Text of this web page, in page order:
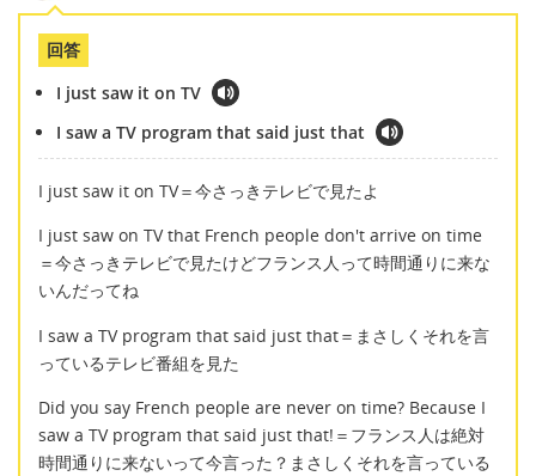
回答
I just saw it on TV
I saw a TV program that said just that
I just saw it on TV＝今さっきテレビで見たよ
I just saw on TV that French people don't arrive on time
＝今さっきテレビで見たけどフランス人って時間通りに来な
いんだってね
I saw a TV program that said just that＝まさしくそれを言
っているテレビ番組を見た
Did you say French people are never on time? Because I
saw a TV program that said just that!＝フランス人は絶対
時間通りに来ないって今言った？まさしくそれを言っている